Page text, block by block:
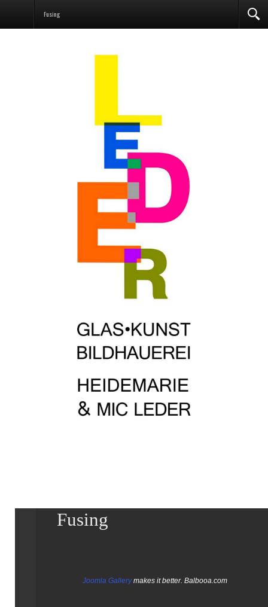
Fusing
Fusing
Joomla Gallerymakes it better. Balbooa.com